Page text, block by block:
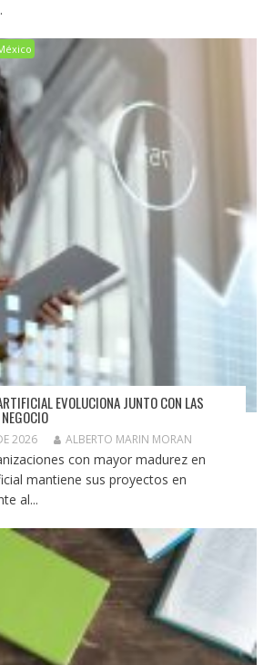
EVOLUCIONA JUNTO CON LAS
2026 ALBERTO MARIN MORAN
con mayor madurez en
mantiene sus proyectos en
al...